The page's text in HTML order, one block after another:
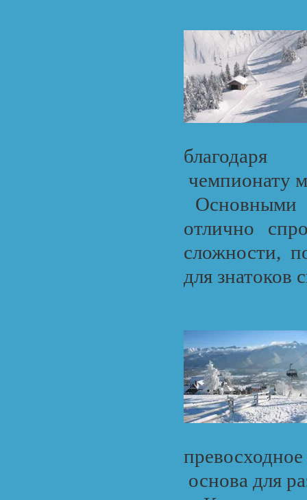
благодаря
чемпионату
Основными
отлично
сложности,
для знатоков
основа для